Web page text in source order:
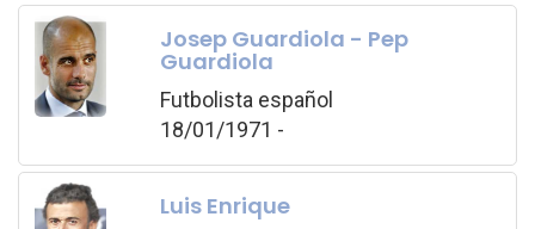
Josep Guardiola - Pep
Guardiola
Futbolista español
18/01/1971 -
Luis Enrique